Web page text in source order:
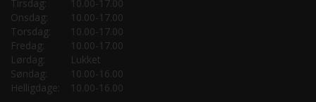
Tirsdag:
10.00-17.00
Onsdag:
10.00-17.00
Torsdag:
10.00-17.00
Fredag:
10.00-17.00
Lørdag:
Lukket
Søndag:
10.00-16.00
Helligdage:
10.00-16.00